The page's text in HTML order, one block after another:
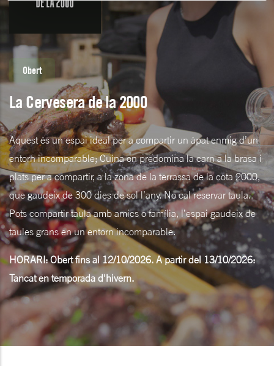
Obert
La Cervesera de la 2000
Aquest és un espai ideal per a compartir un àpat enmig d’un
entorn incomparable; Cuina on predomina la carn a la brasa i
plats per a compartir, a la zona de la terrassa de la cota 2000,
que gaudeix de 300 dies de sol l’any. No cal reservar taula.
Pots compartir taula amb amics o família, l’espai gaudeix de
taules grans en un entorn incomparable.
HORARI: Obert fins al 12/10/2026. A partir del 13/10/2026:
Tancat en temporada d'hivern.